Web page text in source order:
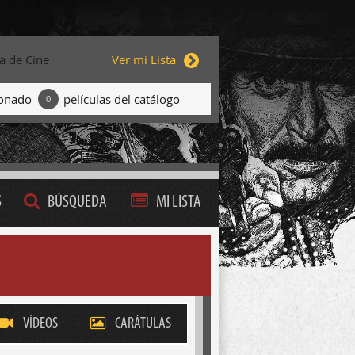
de Cine Ver mi Lista
0 películas del catálogo
BÚSQUEDA MI LISTA
VÍDEOS CARÁTULAS